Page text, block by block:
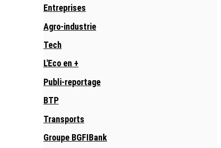
Entreprises
Agro-industrie
Tech
L'Eco en +
Publi-reportage
BTP
Transports
Groupe BGFIBank